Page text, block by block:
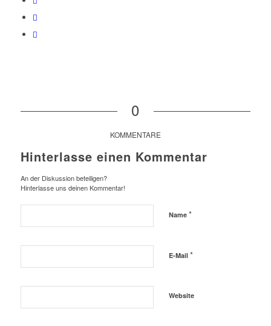
0
KOMMENTARE
Hinterlasse einen Kommentar
An der Diskussion beteiligen?
Hinterlasse uns deinen Kommentar!
Name *
E-Mail *
Website